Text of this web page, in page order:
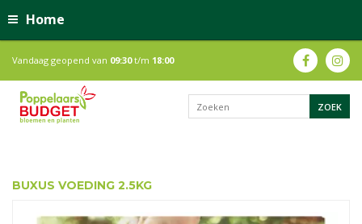
Home
Vandaag geopend van 09:30t/m 18:00
BUXUS VOEDING 2.5KG